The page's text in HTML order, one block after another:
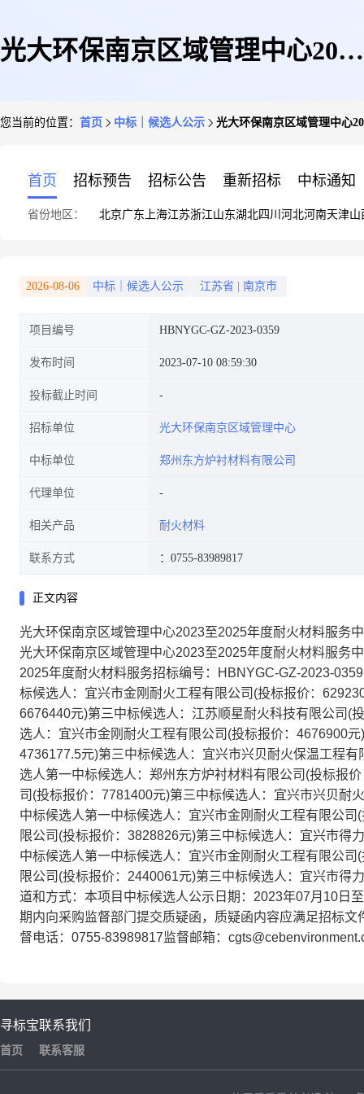
光大环保南京区域管理中心2023
您当前的位置： 首页 中标｜候选人公示 光大环保南京区域管理中心
首页 招标预告 招标公告 重新招标 中标通知
省份地区： 北京广东 上海江苏浙江山东湖北四川 河北河南天津山
2026-08-06 中标｜候选人公示 江苏省 南京市
项目编号 HBNYGC-GZ-2023-0359
发布时间 2023-07-10 08:59:30
投标截止时间
招标单位 光大环保南京区域管理中心
中标单位 郑州东方炉衬材料有限公司
代理单位
相关产品 耐火材料
联系方式 ：0755-83989817
正文内容
光大环保南京区域管理中心2023至2025年度耐火材料服务
光大环保南京区域管理中心2023至2025年度耐火材料服务
2025年度耐火材料服务招标编号：HBNYGC-GZ-2023-
标候选人：宜兴市金刚耐火工程有限公司(投标报价：
6676440元)第三中标候选人：江苏顺星耐火科技有限公司(
选人：宜兴市金刚耐火工程有限公司(投标报价：4676900
4736177.5元)第三中标候选人：宜兴市兴贝耐火保温工程
选人第一中标候选人：郑州东方炉衬材料有限公司(投标报
司(投标报价：7781400元)第三中标候选人：宜兴市兴贝耐
中标候选人第一中标候选人：宜兴市金刚耐火工程有限公
限公司(投标报价：3828826元)第三中标候选人：宜兴市得
中标候选人第一中标候选人：宜兴市金刚耐火工程有限公
限公司(投标报价：2440061元)第三中标候选人：宜兴市得
道和方式：本项目中标候选人公示日期：2023年07月10日
期内向采购监督部门提交质疑函，质疑函内容应满足招标
督电话：0755-83989817监督邮箱：
寻标宝
首页
联系我们
联系客服